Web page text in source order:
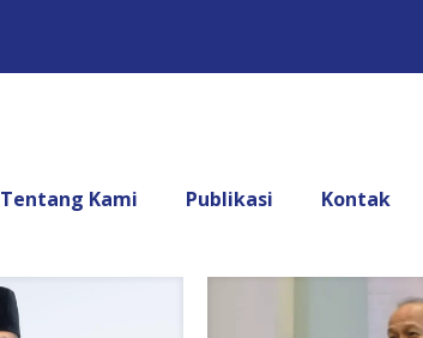
Tentang Kami Publikasi Kontak